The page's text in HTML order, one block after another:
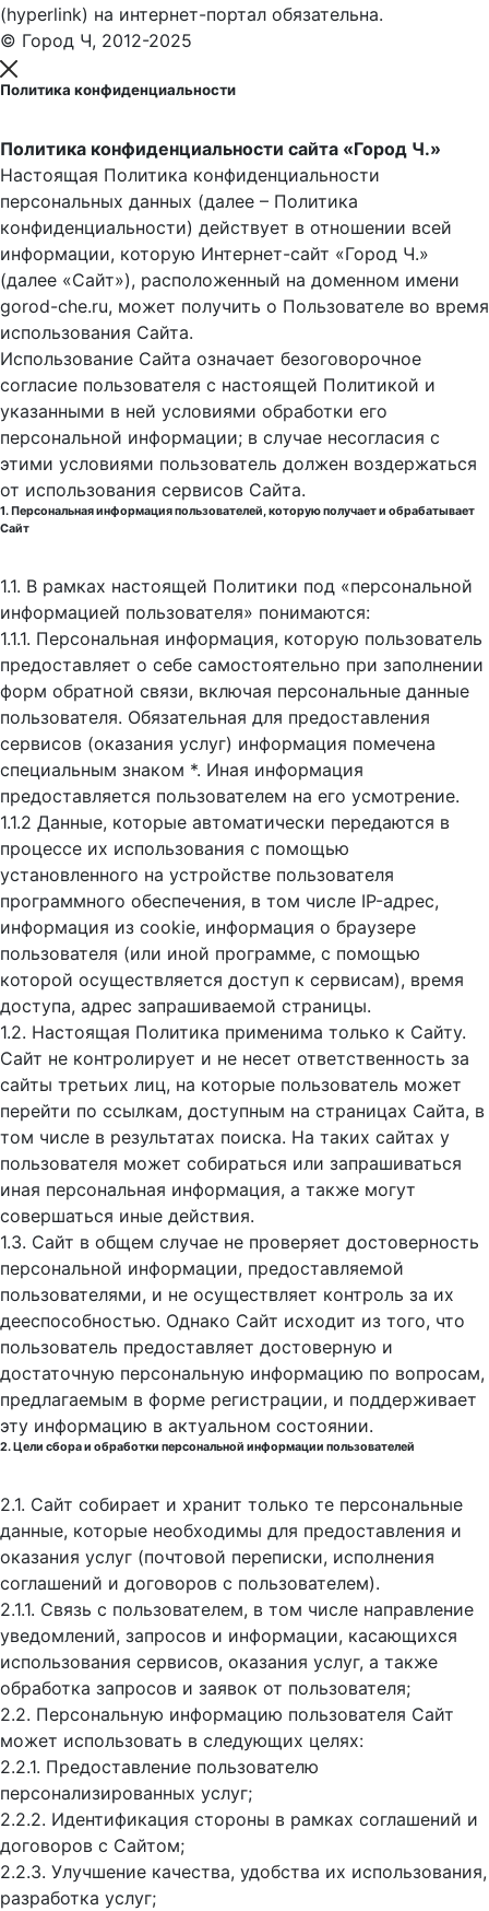
(hyperlink) на интернет-портал обязательна.
© Город Ч, 2012-2025
Политика конфиденциальности
Политика конфиденциальности сайта «Город Ч.»
Настоящая Политика конфиденциальности
персональных данных (далее – Политика
конфиденциальности) действует в отношении всей
информации, которую Интернет-сайт «Город Ч.»
(далее «Сайт»), расположенный на доменном имени
gorod-che.ru, может получить о Пользователе во время
использования Cайта.
Использование Сайта означает безоговорочное
согласие пользователя с настоящей Политикой и
указанными в ней условиями обработки его
персональной информации; в случае несогласия с
этими условиями пользователь должен воздержаться
от использования сервисов Сайта.
1. Персональная информация пользователей, которую получает и обрабатывает
Сайт
1.1. В рамках настоящей Политики под «персональной
информацией пользователя» понимаются:
1.1.1. Персональная информация, которую пользователь
предоставляет о себе самостоятельно при заполнении
форм обратной связи, включая персональные данные
пользователя. Обязательная для предоставления
сервисов (оказания услуг) информация помечена
специальным знаком *. Иная информация
предоставляется пользователем на его усмотрение.
1.1.2 Данные, которые автоматически передаются в
процессе их использования с помощью
установленного на устройстве пользователя
программного обеспечения, в том числе IP-адрес,
информация из cookie, информация о браузере
пользователя (или иной программе, с помощью
которой осуществляется доступ к cервисам), время
доступа, адрес запрашиваемой страницы.
1.2. Настоящая Политика применима только к Сайту.
Сайт не контролирует и не несет ответственность за
сайты третьих лиц, на которые пользователь может
перейти по ссылкам, доступным на страницах Сайта, в
том числе в результатах поиска. На таких сайтах у
пользователя может собираться или запрашиваться
иная персональная информация, а также могут
совершаться иные действия.
1.3. Сайт в общем случае не проверяет достоверность
персональной информации, предоставляемой
пользователями, и не осуществляет контроль за их
дееспособностью. Однако Сайт исходит из того, что
пользователь предоставляет достоверную и
достаточную персональную информацию по вопросам,
предлагаемым в форме регистрации, и поддерживает
эту информацию в актуальном состоянии.
2. Цели сбора и обработки персональной информации пользователей
2.1. Сайт собирает и хранит только те персональные
данные, которые необходимы для предоставления и
оказания услуг (почтовой переписки, исполнения
соглашений и договоров с пользователем).
2.1.1. Связь с пользователем, в том числе направление
уведомлений, запросов и информации, касающихся
использования сервисов, оказания услуг, а также
обработка запросов и заявок от пользователя;
2.2. Персональную информацию пользователя Сайт
может использовать в следующих целях:
2.2.1. Предоставление пользователю
персонализированных услуг;
2.2.2. Идентификация стороны в рамках соглашений и
договоров с Сайтом;
2.2.3. Улучшение качества, удобства их использования,
разработка услуг;